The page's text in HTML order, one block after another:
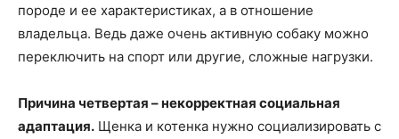
породе и ее характеристиках, а в отношение
владельца. Ведь даже очень активную собаку можно
переключить на спорт или другие, сложные нагрузки.
Причина четвертая – некорректная социальная
адаптация. Щенка и котенка нужно социализировать с